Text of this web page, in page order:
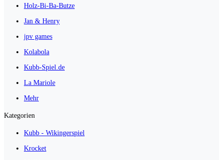
Holz-Bi-Ba-Butze
Jan & Henry
jpv games
Kolabola
Kubb-Spiel.de
La Mariole
Mehr
Kategorien
Kubb - Wikingerspiel
Krocket